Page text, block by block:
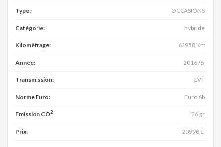
Type: OCCASIONS
Catégorie: hybride
Kilomètrage: 63958 Km
Année: 2016 /6
Transmission: CVT
Norme Euro: Euro 6b
Emission CO2 76 gr
Prix: 20998 €